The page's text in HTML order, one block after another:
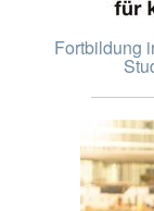
Fortbildung